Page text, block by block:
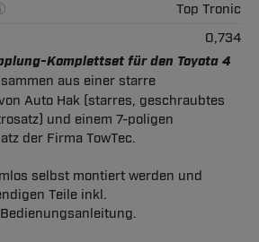
Top Tronic
0,734
Komplettset für den Toyota 4
aus einer starre
Auto Hak (starres, geschraubtes
und einem 7-poligen
der Firma TowTec.
selbst montiert werden und
Teile inkl.